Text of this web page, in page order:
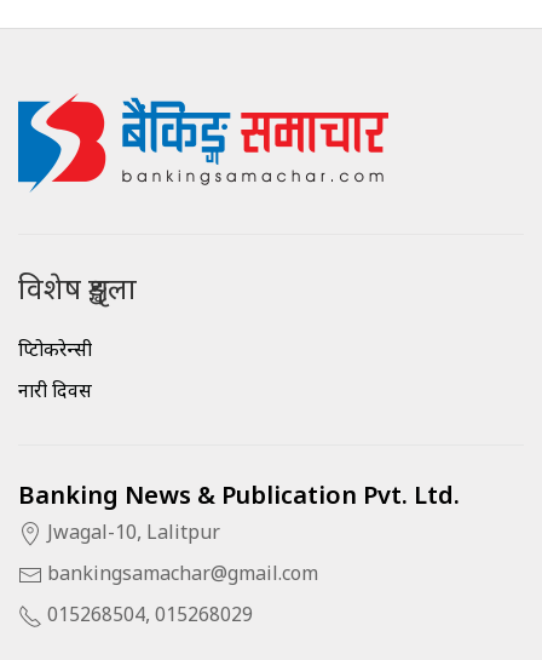
विशेष शृङ्खला
क्रिप्टोकरेन्सी
नारी दिवस
Banking News & Publication Pvt. Ltd.
Jwagal-10, Lalitpur
bankingsamachar@gmail.com
015268504, 015268029